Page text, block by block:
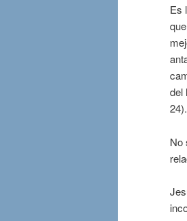
Es
del
24).
No